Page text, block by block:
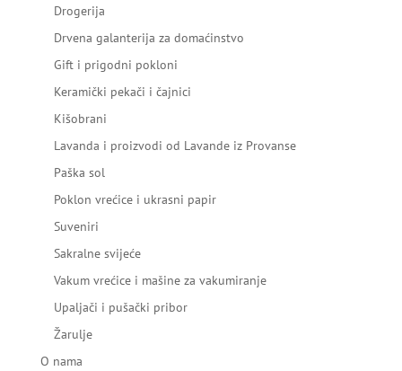
Drogerija
Drvena galanterija za domaćinstvo
Gift i prigodni pokloni
Keramički pekači i čajnici
Kišobrani
Lavanda i proizvodi od Lavande iz Provanse
Paška sol
Poklon vrećice i ukrasni papir
Suveniri
Sakralne svijeće
Vakum vrećice i mašine za vakumiranje
Upaljači i pušački pribor
Žarulje
O nama